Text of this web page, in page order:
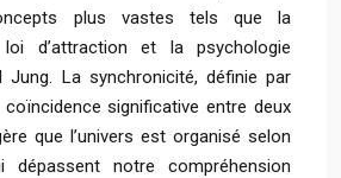
plus vastes tels que la
d’attraction et la psychologie
Jung. La synchronicité, définie par
significative entre deux
que l’univers est organisé selon
dépassent notre compréhension